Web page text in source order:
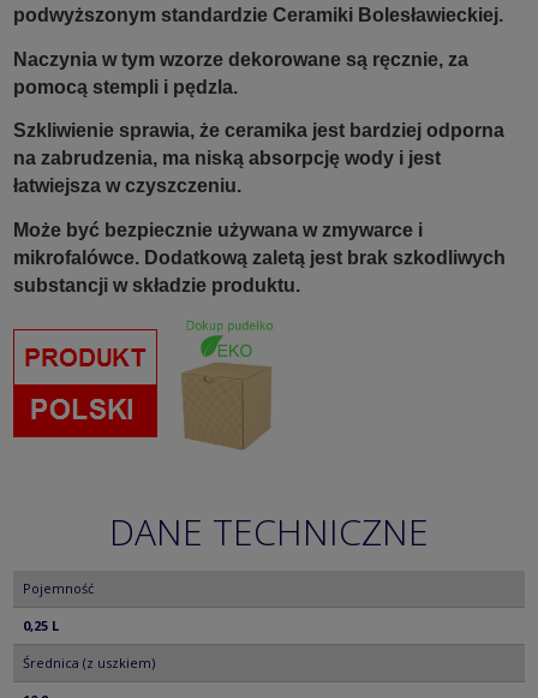
podwyższonym standardzie Ceramiki Bolesławieckiej.
Naczynia w tym wzorze dekorowane są ręcznie, za
pomocą stempli i pędzla.
Szkliwienie sprawia, że ceramika jest bardziej odporna
na zabrudzenia, ma niską absorpcję wody i jest
łatwiejsza w czyszczeniu.
Może być bezpiecznie używana w zmywarce i
mikrofalówce. Dodatkową zaletą jest brak szkodliwych
substancji w składzie produktu.
DANE TECHNICZNE
Pojemność
0,25 L
Średnica (z uszkiem)